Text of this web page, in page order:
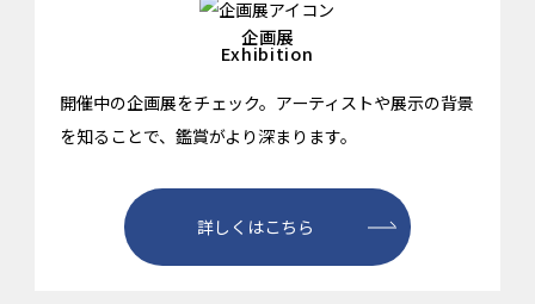
企画展
Exhibition
開催中の企画展をチェック。アーティストや展示の背景
を知ることで、鑑賞がより深まります。
詳しくはこちら